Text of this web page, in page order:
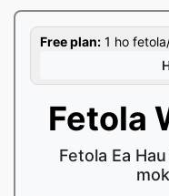
Free plan: 1 ho
Fetola
Fetola Ea